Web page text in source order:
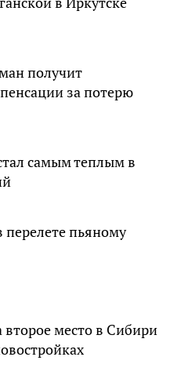
получит
за потерю
самым теплым в
перелете пьяному
второе место в Сибири